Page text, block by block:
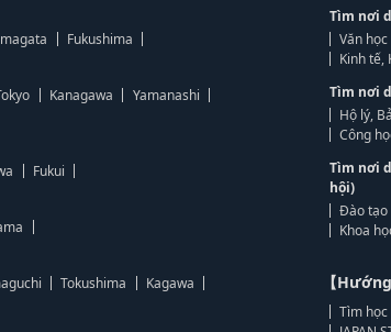
Fukushima
Kanagawa
Yamanashi
Fukui
Tokushima
Kagawa
Tìm nơi
Văn học
Kinh tế,
Tìm nơi
Hộ lý,
Công
Tìm nơi
hội)
Đào tạo
Khoa
【
Tìm